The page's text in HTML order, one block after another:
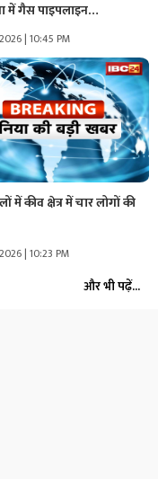
में गैस पाइपलाइन…
| 10:45 PM
में कीव क्षेत्र में चार लोगों की
| 10:23 PM
और भी पढ़ें...